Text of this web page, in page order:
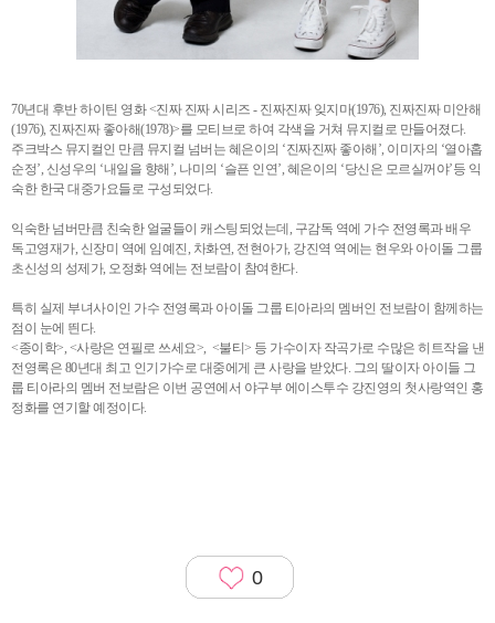
70년대 후반 하이틴 영화 <진짜 진짜 시리즈 - 진짜진짜 잊지마(1976), 진짜진짜 미안해
(1976), 진짜진짜 좋아해(1978)>를 모티브로 하여 각색을 거쳐 뮤지컬로 만들어졌다.
주크박스 뮤지컬인 만큼 뮤지컬 넘버는 혜은이의 ‘진짜진짜 좋아해’, 이미자의 ‘열아홉
순정’, 신성우의 ‘내일을 향해’, 나미의 ‘슬픈 인연’, 혜은이의 ‘당신은 모르실꺼야’등 익
숙한 한국 대중가요들로 구성되었다.
익숙한 넘버만큼 친숙한 얼굴들이 캐스팅되었는데, 구감독 역에 가수 전영록과 배우
독고영재가, 신장미 역에 임예진, 차화연, 전현아가, 강진역 역에는 현우와 아이돌 그룹
초신성의 성제가, 오정화 역에는 전보람이 참여한다.
특히 실제 부녀사이인 가수 전영록과 아이돌 그룹 티아라의 멤버인 전보람이 함께하는
점이 눈에 띈다.
<종이학>, <사랑은 연필로 쓰세요>, <불티> 등 가수이자 작곡가로 수많은 히트작을 낸
전영록은 80년대 최고 인기가수로 대중에게 큰 사랑을 받았다. 그의 딸이자 아이들 그
룹 티아라의 멤버 전보람은 이번 공연에서 야구부 에이스투수 강진영의 첫사랑역인 홍
정화를 연기할 예정이다.
0